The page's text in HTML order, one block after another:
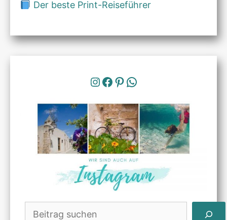
Der beste Print-Reiseführer
Instagram
Facebook
Pinterest
WhatsApp
Suchen